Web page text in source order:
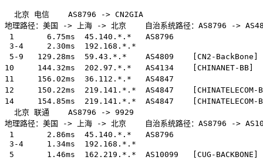
  北京 电信    AS8796 -> CN2GIA
地理路径：美国 -> 上海 -> 北京    自治系统路径：AS8796 ->
1       6.75ms  45.140.*.*   AS8796                      美
3-4     2.30ms  192.168.*.*
5-9   129.28ms  59.43.*.*    AS4809    [CN2-
10     144.32ms  202.97.*.*   AS4134    [CHINANET-BB]
11     156.02ms  36.112.*.*   AS4847
12     150.22ms  219.141.*.*  AS4847    [CHINATELECOM-
14     154.85ms  219.141.*.*  AS4847    [CHINATELECOM-
  北京 联通    AS8796 -> 9929
地理路径：美国 -> 上海 -> 北京    自治系统路径：AS8796 ->
1       2.86ms  45.140.*.*   AS8796                      美
3-4     1.34ms  192.168.*.*
5       1.46ms  162.219.*.*  AS10099   [CUG-BACKBONE]